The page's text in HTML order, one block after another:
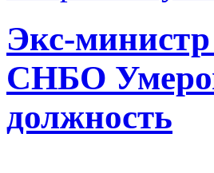
Экс-
СНБО
должность